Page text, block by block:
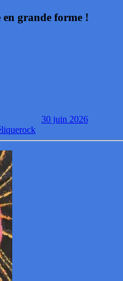
grande forme !
30 juin 2026
rock